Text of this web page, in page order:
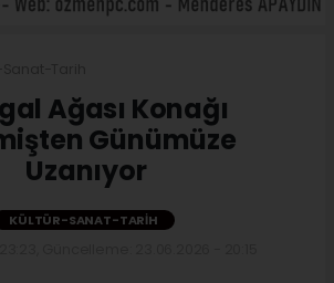
Ağası Konağı
Günümüze
Uzanıyor
KÜLTÜR-SANAT-TARIH